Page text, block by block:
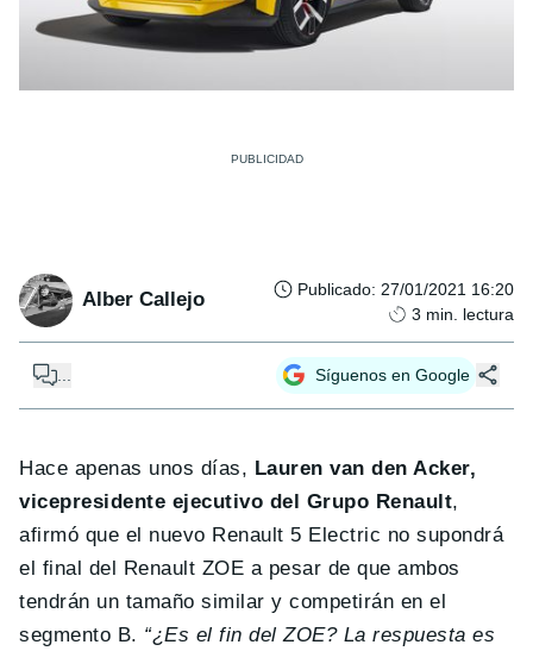
Alber Callejo Publicado: 27/01/2021 16:20
3 min. lectura
Síguenos en Google
Hace apenas unos días, Lauren van den Acker,
vicepresidente ejecutivo del Grupo Renault,
afirmó que el nuevo Renault 5 Electric no supondrá
el final del Renault ZOE a pesar de que ambos
tendrán un tamaño similar y competirán en el
segmento B. “¿Es el fin del ZOE? La respuesta es